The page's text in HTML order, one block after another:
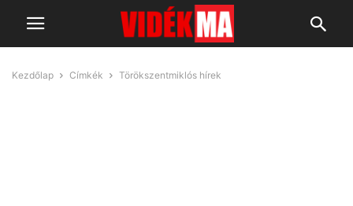
Kezdőlap Címkék Törökszentmiklós hírek